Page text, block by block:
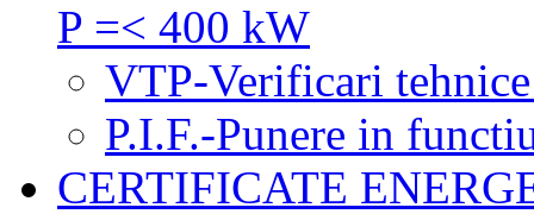
P =< 400 kW
VTP-Verificari
P.I.F.-Punere in
CERTIFICATE